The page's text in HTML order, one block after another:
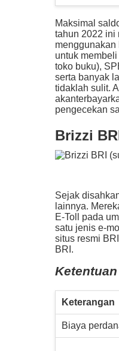
Maksimal
tahun 2022 ini
untuk
toko buku),
serta banyak
tidaklah sulit.
pengecekan
Brizzi
Sejak
lainnya.
E-Toll pada
satu jenis e-
situs resmi
BRI.
Keterangan
Biaya